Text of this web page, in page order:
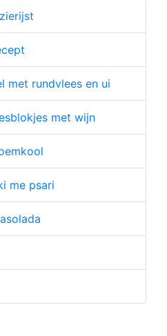
met rundvlees en ui
met wijn
me psari